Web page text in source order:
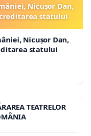
Nicușor Dan,
statului
Nicușor Dan,
statului
TEATRELOR